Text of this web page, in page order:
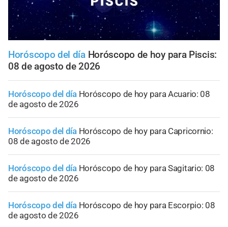
Horóscopo del día Horóscopo de hoy para Piscis:
08 de agosto de 2026
Horóscopo del día Horóscopo de hoy para Acuario: 08
de agosto de 2026
Horóscopo del día Horóscopo de hoy para Capricornio:
08 de agosto de 2026
Horóscopo del día Horóscopo de hoy para Sagitario: 08
de agosto de 2026
Horóscopo del día Horóscopo de hoy para Escorpio: 08
de agosto de 2026